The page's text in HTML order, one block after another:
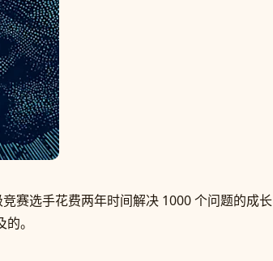
赛选手花费两年时间解决 1000 个问题的成长
。